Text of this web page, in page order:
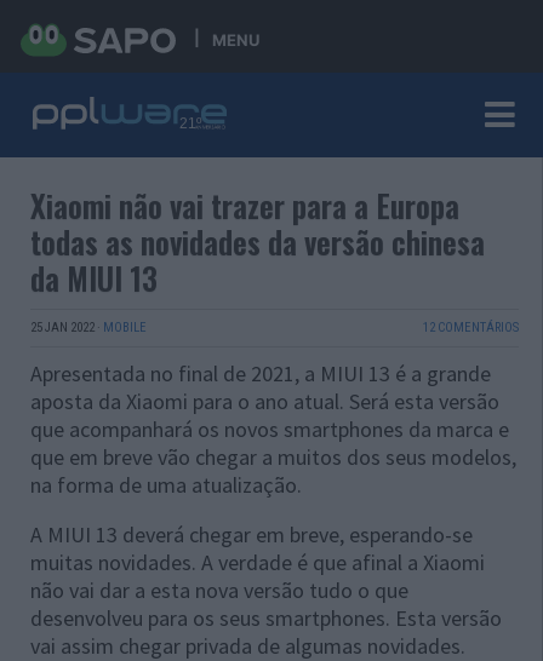
MENU
Xiaomi não vai trazer para a Europa
todas as novidades da versão chinesa
da MIUI 13
25 JAN 2022 · MOBILE 12 COMENTÁRIOS
Apresentada no final de 2021, a MIUI 13 é a grande
aposta da Xiaomi para o ano atual. Será esta versão
que acompanhará os novos smartphones da marca e
que em breve vão chegar a muitos dos seus modelos,
na forma de uma atualização.
A MIUI 13 deverá chegar em breve, esperando-se
muitas novidades. A verdade é que afinal a Xiaomi
não vai dar a esta nova versão tudo o que
desenvolveu para os seus smartphones. Esta versão
vai assim chegar privada de algumas novidades.